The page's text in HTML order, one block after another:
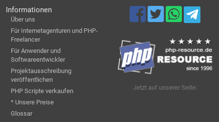
Informationen
Über uns
Für Internetagenturen und PHP-
Freelancer
Für Anwender und
Softwareentwickler
Projektausschreibung
veröffentlichen
PHP Scripte verkaufen
* Unsere Preise
Glossar
Jetzt auf unserer Seite: